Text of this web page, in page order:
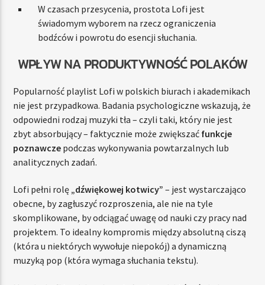
W czasach przesycenia, prostota Lofi jest
świadomym wyborem na rzecz ograniczenia
bodźców i powrotu do esencji słuchania.
WPŁYW NA PRODUKTYWNOŚĆ POLAKÓW
Popularność playlist Lofi w polskich biurach i akademikach
nie jest przypadkowa. Badania psychologiczne wskazują, że
odpowiedni rodzaj muzyki tła – czyli taki, który nie jest
zbyt absorbujący – faktycznie może zwiększać funkcje
poznawcze podczas wykonywania powtarzalnych lub
analitycznych zadań.
Lofi pełni rolę „dźwiękowej kotwicy” – jest wystarczająco
obecne, by zagłuszyć rozproszenia, ale nie na tyle
skomplikowane, by odciągać uwagę od nauki czy pracy nad
projektem. To idealny kompromis między absolutną ciszą
(która u niektórych wywołuje niepokój) a dynamiczną
muzyką pop (która wymaga słuchania tekstu).